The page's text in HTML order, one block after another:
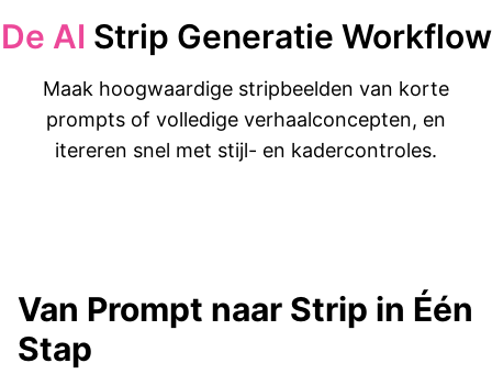
De AI Strip Generatie Workflow
Maak hoogwaardige stripbeelden van korte
prompts of volledige verhaalconcepten, en
itereren snel met stijl- en kadercontroles.
Van Prompt naar Strip in Één
Stap